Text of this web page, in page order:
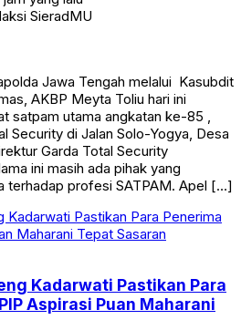
SieradMU
Jawa Tengah melalui Kasubdit
AKBP Meyta Toliu hari ini
utama angkatan ke-85 ,
Security di Jalan Solo-Yogya, Desa
Garda Total Security
ini masih ada pihak yang
terhadap profesi SATPAM. Apel […]
Kadarwati Pastikan Para
Aspirasi Puan Maharani